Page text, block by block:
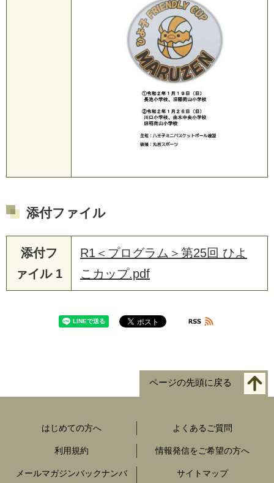
添付ファイル
添付フ
ァイル 1
R1＜プログラム＞第25回 ひよ
こカップ.pdf
ページの先頭に戻る
はじめての方へ よくあるご質問
利用規約 情報発信をご希望の方へ
メールマガジンバックナンバ
サイトマップ